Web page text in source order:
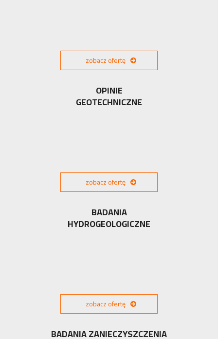
zobacz ofertę
OPINIE
GEOTECHNICZNE
zobacz ofertę
BADANIA
HYDROGEOLOGICZNE
zobacz ofertę
BADANIA ZANIECZYSZCZENIA